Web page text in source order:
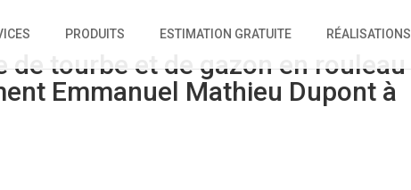
PRODUITS ESTIMATION GRATUITE RÉALISATIONS
de tourbe et de gazon en rouleau
Emmanuel Mathieu Dupont à